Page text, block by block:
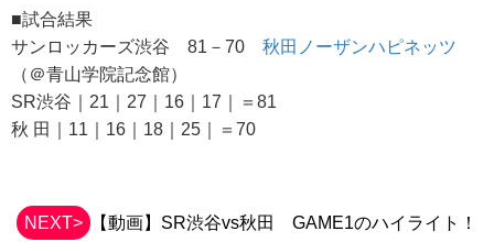
■試合結果
サンロッカーズ渋谷 81－70 秋田ノーザンハピネッツ
（＠青山学院記念館）
SR渋谷｜21｜27｜16｜17｜＝81
秋 田｜11｜16｜18｜25｜＝70
NEXT> 【動画】SR渋谷vs秋田 GAME1のハイライト！